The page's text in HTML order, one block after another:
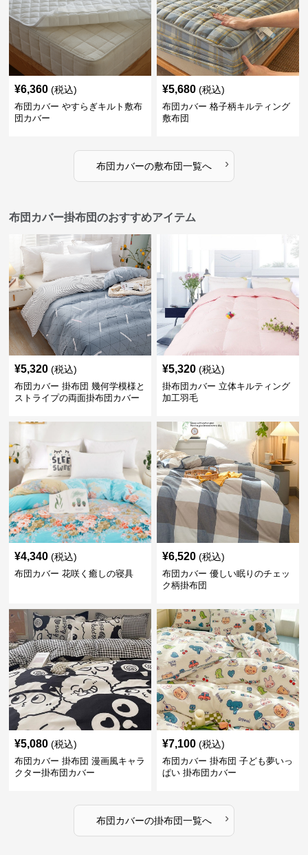
¥6,360 (税込)
布団カバー やすらぎキルト敷布
団カバー
¥5,680 (税込)
布団カバー 格子柄キルティング
敷布団
布団カバーの敷布団一覧へ ›
布団カバー掛布団のおすすめアイテム
¥5,320 (税込)
布団カバー 掛布団 幾何学模様と
ストライプの両面掛布団カバー
¥5,320 (税込)
掛布団カバー 立体キルティング
加工羽毛
¥4,340 (税込)
布団カバー 花咲く癒しの寝具
¥6,520 (税込)
布団カバー 優しい眠りのチェッ
ク柄掛布団
¥5,080 (税込)
布団カバー 掛布団 漫画風キャラ
クター掛布団カバー
¥7,100 (税込)
布団カバー 掛布団 子ども夢いっ
ぱい 掛布団カバー
布団カバーの掛布団一覧へ ›